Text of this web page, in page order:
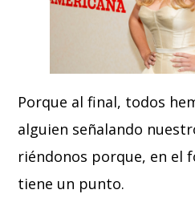
Porque al final, todos
alguien señalando
riéndonos porque, en el
tiene un punto.